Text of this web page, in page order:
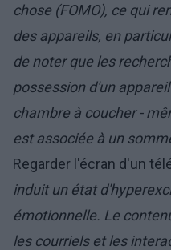
chose (FOMO), ce qui
des appareils, en
de noter que les
possession d'un
chambre à coucher -
est associée à un
Regarder l'écran d'un
induit un état
émotionnelle. Le
les courriels et les